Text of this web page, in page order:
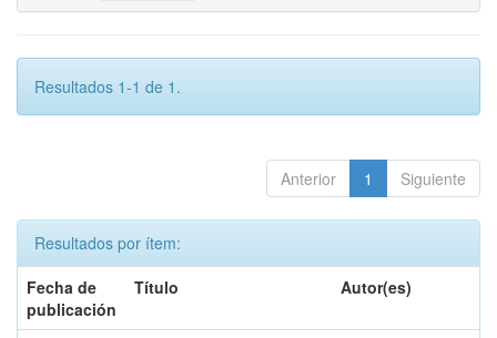
Resultados 1-1 de 1.
Anterior 1 Siguiente
Resultados por ítem:
Fecha de
publicación
Título Autor(es)